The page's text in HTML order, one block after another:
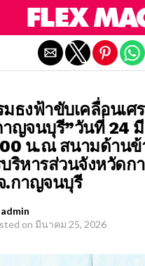
ธงฟ้าขับเคลื่อนเศ
าญจนบุรี”วันที่ 24
น.ณ สนามด้าน
ริหารส่วนจังหวัดก
.กาญจนบุรี
admin
on มีนาคม 25, 2026
Exit mobile version